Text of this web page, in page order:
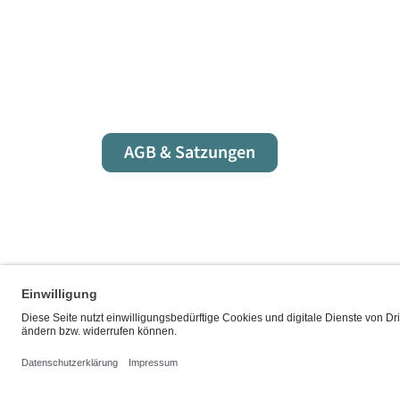
AGB & Satzungen
Fußbereich der Seite
Social Media Links